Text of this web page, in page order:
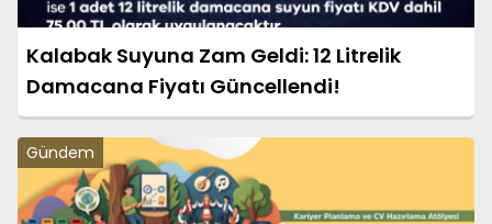
Kalabak Suyuna Zam Geldi: 12 Litrelik
Damacana Fiyatı Güncellendi!
Gündem